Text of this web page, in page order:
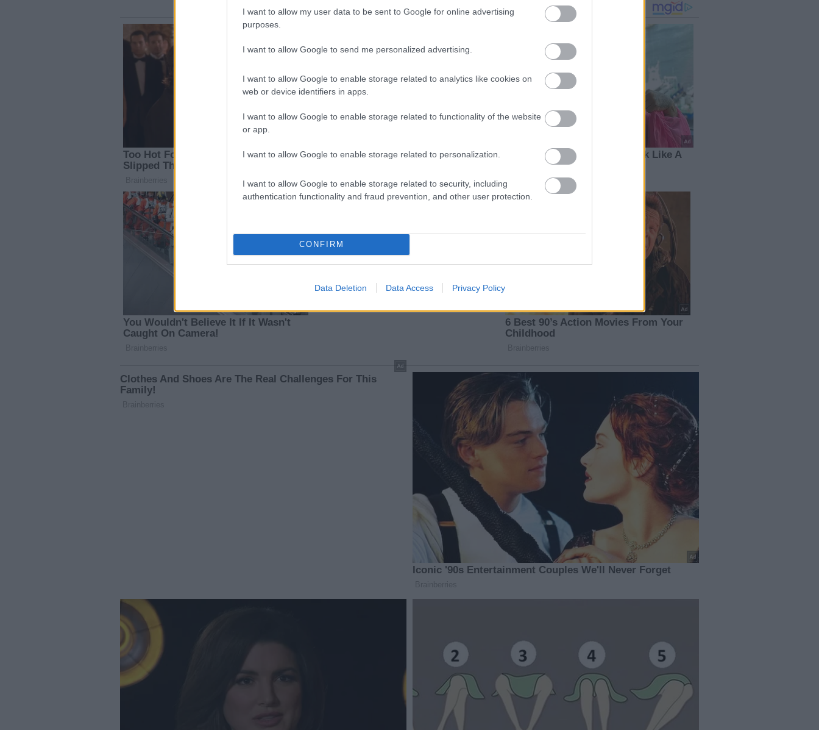
I want to allow my user data to be sent to Google for online advertising
purposes.
I want to allow Google to send me personalized advertising.
I want to allow Google to enable storage related to analytics like cookies on
web or device identifiers in apps.
I want to allow Google to enable storage related to functionality of the website
or app.
I want to allow Google to enable storage related to personalization.
I want to allow Google to enable storage related to security, including
authentication functionality and fraud prevention, and other user protection.
CONFIRM
Data Deletion Data Access Privacy Policy